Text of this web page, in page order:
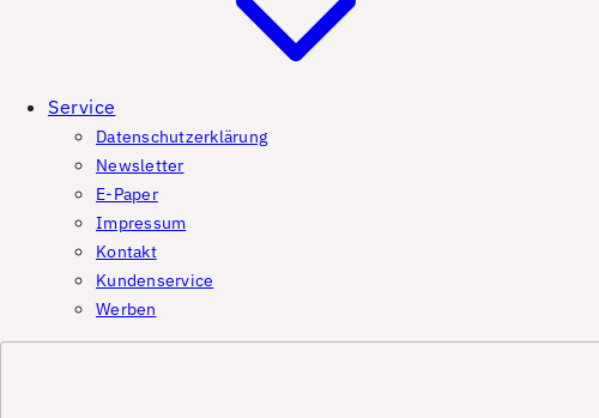
Service
Datenschutzerklärung
Newsletter
E-Paper
Impressum
Kontakt
Kundenservice
Werben